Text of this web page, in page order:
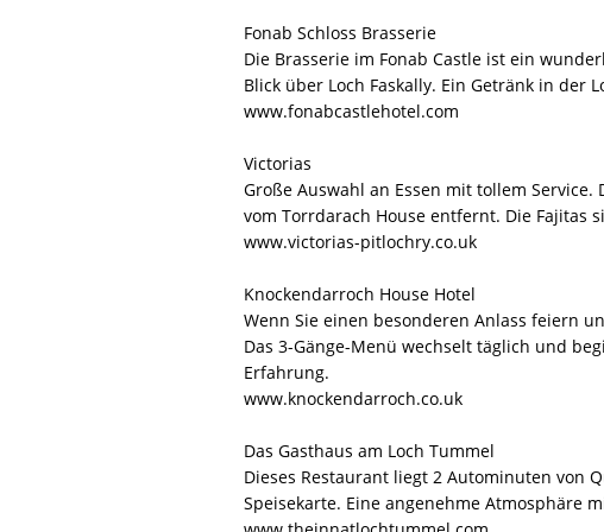
Fonab Schloss Brasserie
Die Brasserie im Fonab Castle ist ein
Blick über Loch Faskally. Ein Getränk in der
www.fonabcastlehotel.com
Victorias
Große Auswahl an Essen mit tollem
vom Torrdarach House entfernt. Die Fajitas
www.victorias-pitlochry.co.uk
Knockendarroch House Hotel
Wenn Sie einen besonderen Anlass feiern
Das 3-Gänge-Menü wechselt täglich und
Erfahrung.
www.knockendarroch.co.uk
Das Gasthaus am Loch Tummel
Dieses Restaurant liegt 2 Autominuten von
Speisekarte. Eine angenehme Atmosphäre